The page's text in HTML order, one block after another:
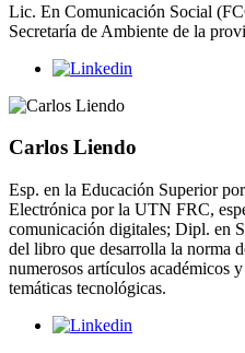
Lic. En Comunicación Social
Secretaría de Ambiente de la
Carlos Liendo
Esp. en la Educación Superior
Electrónica por la UTN FRC,
comunicación digitales; Dipl. en
del libro que desarrolla la norma
numerosos artículos académicos
temáticas tecnológicas.